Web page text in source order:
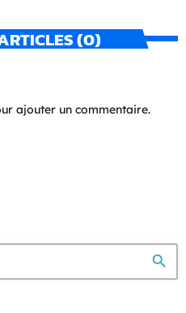
(0)
ajouter un commentaire.
search